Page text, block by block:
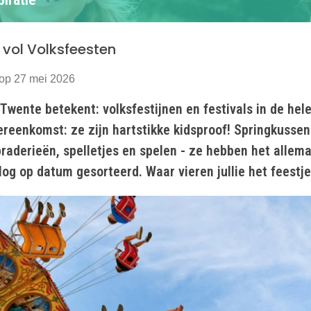
vol Volksfeesten
27 mei 2026
betekent: volksfestijnen en festivals in de
ze zijn hartstikke kidsproof!
spelletjes en spelen - ze hebben het
op datum gesorteerd. Waar vieren jullie het